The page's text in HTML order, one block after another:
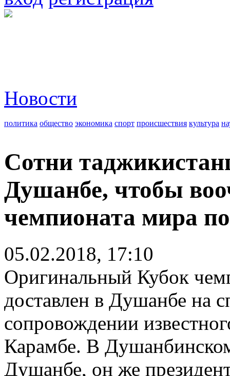
Новости
политика общество экономика спорт происшествия культура
Cотни
Душанбе, чтобы
чемпионата мира
05.02.2018, 17:10
Оригинальный Кубок
доставлен в Душанбе на
сопровождении
Карамбе. В
Душанбе, он же